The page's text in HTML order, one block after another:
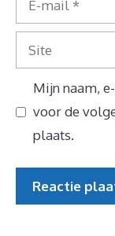
mail
Site
Mijn naam,
voor de
plaats.